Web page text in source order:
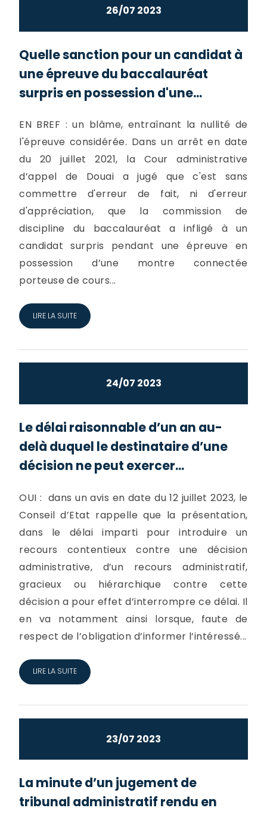
26/07 2023
Quelle sanction pour un candidat à
une épreuve du baccalauréat
surpris en possession d'une...
EN BREF : un blâme, entraînant la nullité de
l'épreuve considérée. Dans un arrêt en date
du 20 juillet 2021, la Cour administrative
d’appel de Douai a jugé que c'est sans
commettre d'erreur de fait, ni d'erreur
d'appréciation, que la commission de
discipline du baccalauréat a infligé à un
candidat surpris pendant une épreuve en
possession d’une montre connectée
porteuse de cours...
LIRE LA SUITE
24/07 2023
Le délai raisonnable d’un an au-
delà duquel le destinataire d’une
décision ne peut exercer...
OUI : dans un avis en date du 12 juillet 2023, le
Conseil d’Etat rappelle que la présentation,
dans le délai imparti pour introduire un
recours contentieux contre une décision
administrative, d’un recours administratif,
gracieux ou hiérarchique contre cette
décision a pour effet d’interrompre ce délai. Il
en va notamment ainsi lorsque, faute de
respect de l’obligation d’informer l’intéressé...
LIRE LA SUITE
23/07 2023
La minute d’un jugement de
tribunal administratif rendu en